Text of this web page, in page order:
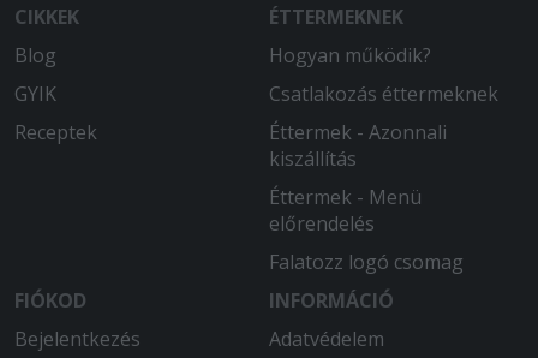
2026-03-20 - Gyula:
gyrosban a hús rágós volt, először
rendeltünk de nemigazán nyerte el az
CIKKEK
Blog
GYIK
Receptek
ÉTTERMEKNEK
Hogyan működik?
Csatlakozás éttermeknek
Éttermek - Azonnali
kiszállítás
Éttermek - Menü
előrendelés
Falatozz logó csomag
FIÓKOD
Bejelentkezés
INFORMÁCIÓ
Adatvédelem